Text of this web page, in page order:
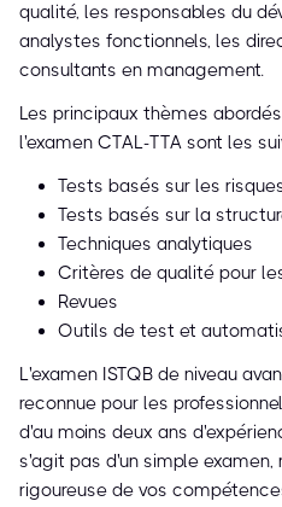
qualité, les responsables du
analystes fonctionnels, les
consultants en management.
Les principaux thèmes
l'examen CTAL-TTA sont les
Tests basés sur les
Tests basés sur la
Techniques analytiques
Critères de qualité pour
Revues
Outils de test et
L'examen ISTQB de niveau
reconnue pour les
d'au moins deux ans
s'agit pas d'un simple examen,
rigoureuse de vos